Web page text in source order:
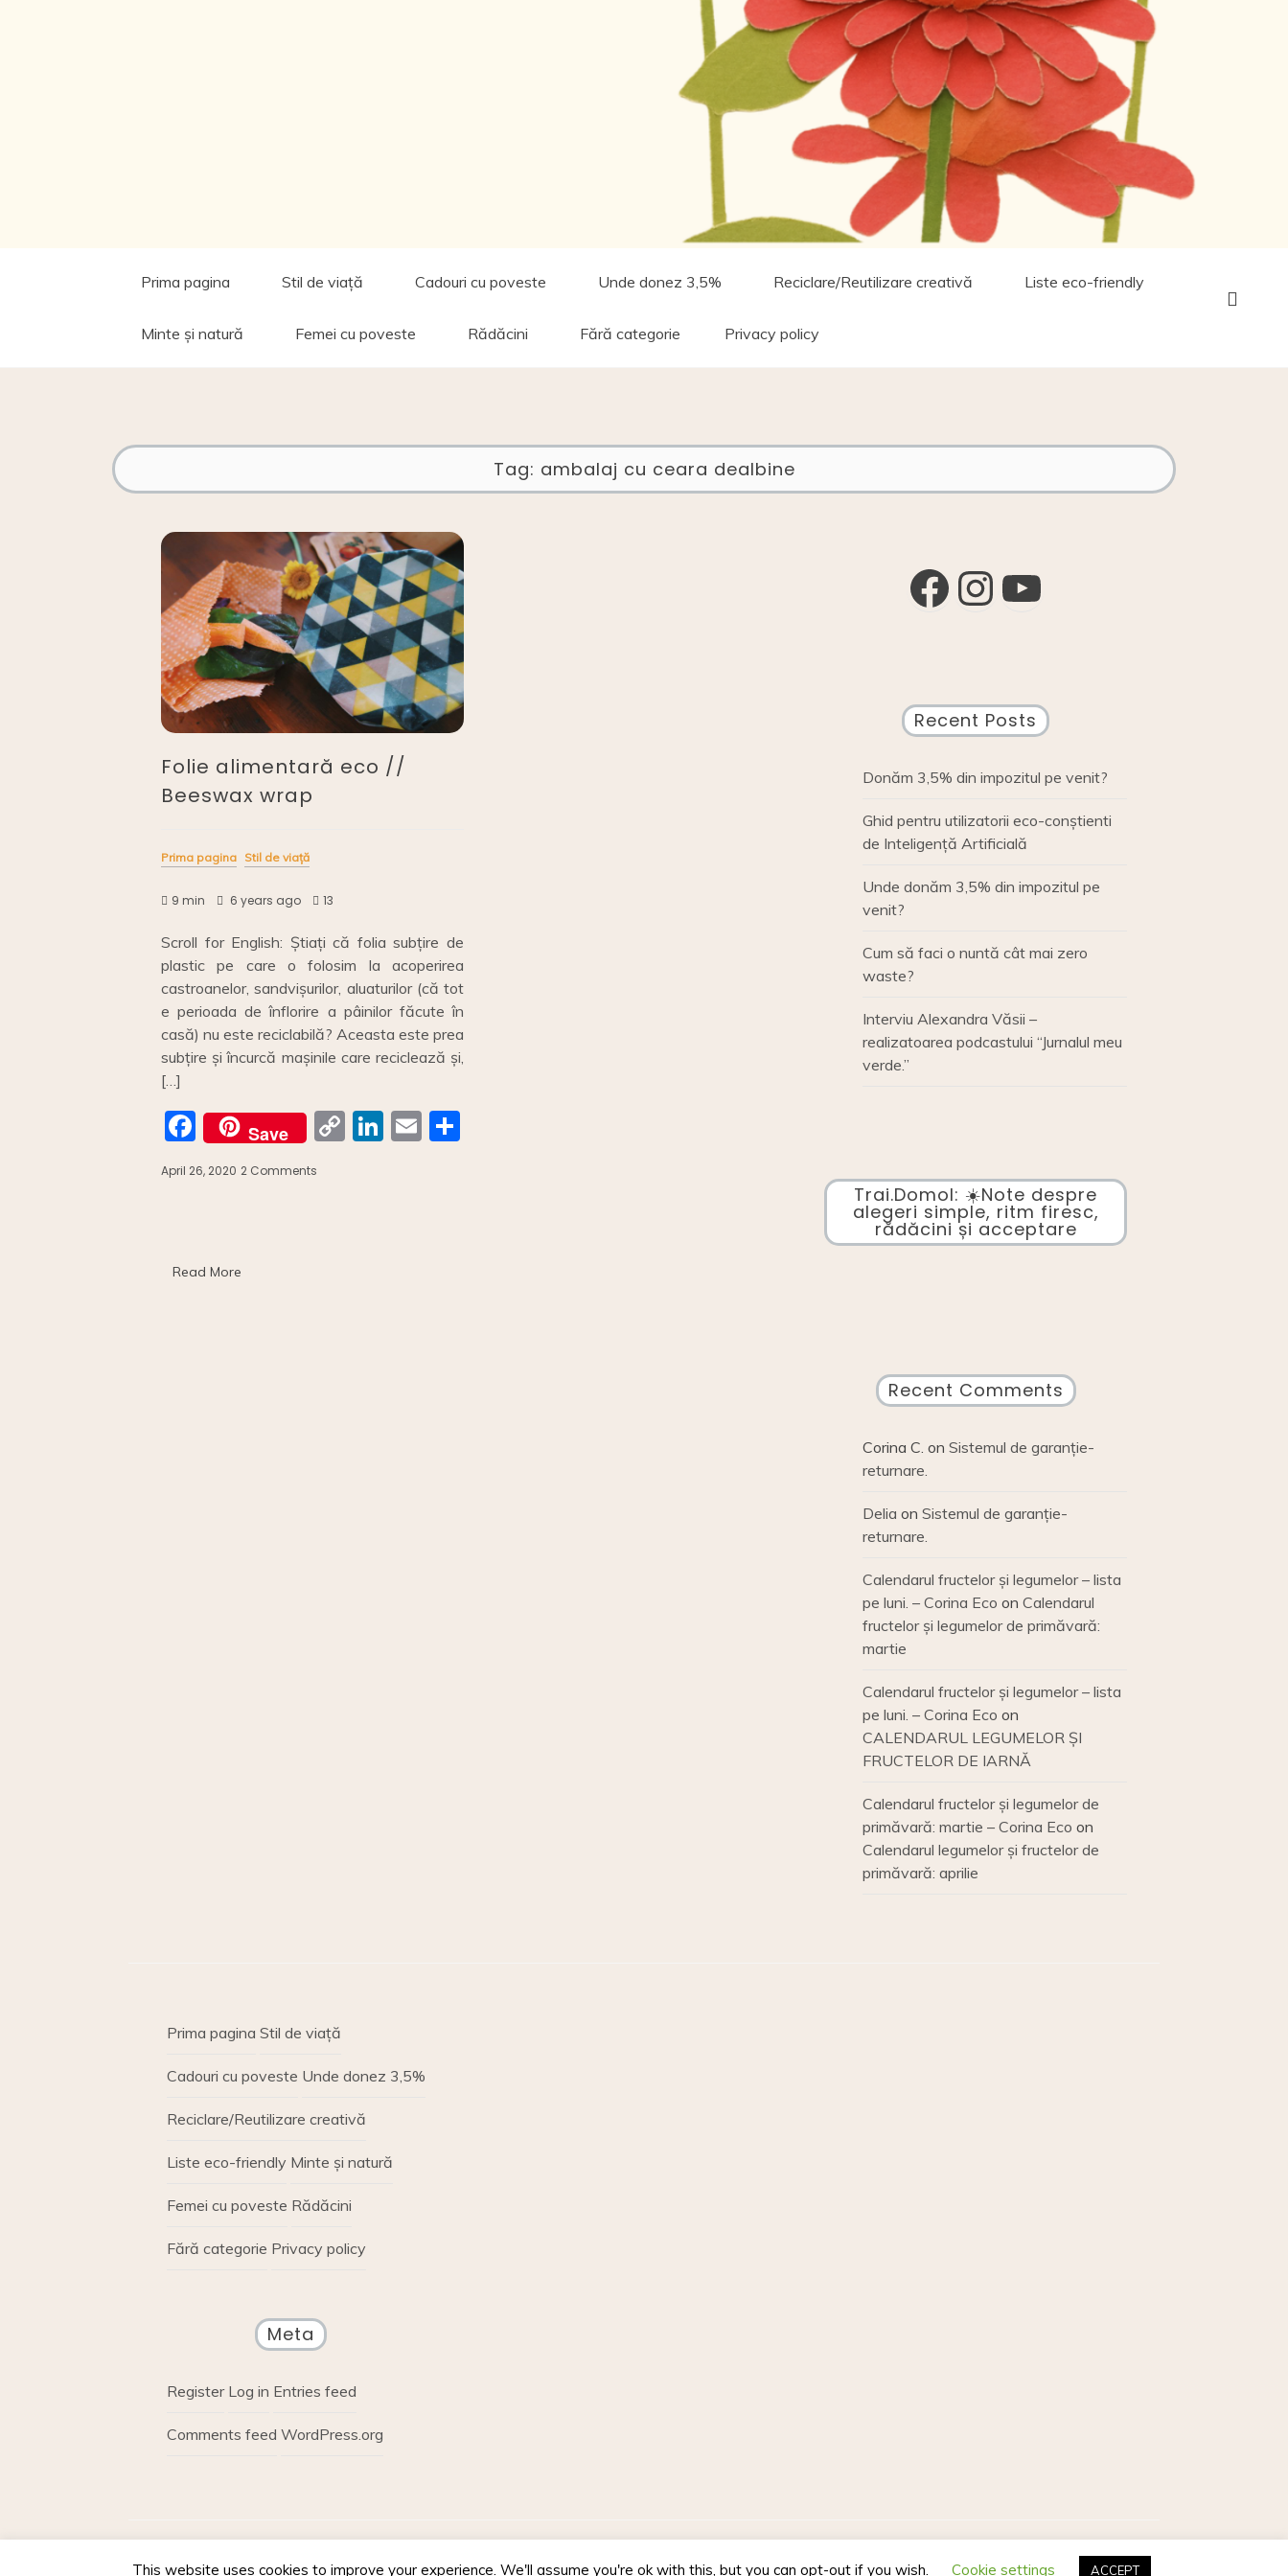
Prima pagina Stil de viață Cadouri cu poveste Unde donez 3,5% Reciclare/Reutilizare creativă Liste eco-friendly
Minte și natură Femei cu poveste Rădăcini Fără categorie Privacy policy
Tag: ambalaj cu ceara dealbine
Folie alimentară eco //
Beeswax wrap
Prima pagina Stil de viață
9 min 6 years ago 13
Scroll for English: Știați că folia subțire de
plastic pe care o folosim la acoperirea
castroanelor, sandvișurilor, aluaturilor (că tot
e perioada de înflorire a pâinilor făcute în
casă) nu este reciclabilă? Aceasta este prea
subțire și încurcă mașinile care reciclează și,
[…]
F
a
c
o
Save
C
Li E
April 26, 2020 2 Comments
Read More
Facebook
Instagram
YouTube
Recent Posts
Donăm 3,5% din impozitul pe venit?
Ghid pentru utilizatorii eco-conștienti
de Inteligență Artificială
Unde donăm 3,5% din impozitul pe
venit?
Cum să faci o nuntă cât mai zero
waste?
Interviu Alexandra Văsii –
realizatoarea podcastului “Jurnalul meu
verde.”
Trai.Domol: ☀️Note despre
alegeri simple, ritm firesc,
rădăcini și acceptare
Recent Comments
Corina C. on Sistemul de garanție-
returnare.
Delia on Sistemul de garanție-
returnare.
Calendarul fructelor și legumelor – lista
pe luni. – Corina Eco on Calendarul
fructelor și legumelor de primăvară:
martie
Calendarul fructelor și legumelor – lista
pe luni. – Corina Eco on
CALENDARUL LEGUMELOR ȘI
FRUCTELOR DE IARNĂ
Calendarul fructelor și legumelor de
primăvară: martie – Corina Eco on
Calendarul legumelor și fructelor de
primăvară: aprilie
Prima pagina Stil de viață
Cadouri cu poveste Unde donez 3,5%
Reciclare/Reutilizare creativă
Liste eco-friendly Minte și natură
Femei cu poveste Rădăcini
Fără categorie Privacy policy
Meta
Register Log in Entries feed
Comments feed WordPress.org
Proudly powered by WordPress Voice Blog free WordPress theme : by :Postmagthemes
This website uses cookies to improve your experience. We'll assume you're ok with this, but you can opt-out if you wish. Cookie settings ACCEPT